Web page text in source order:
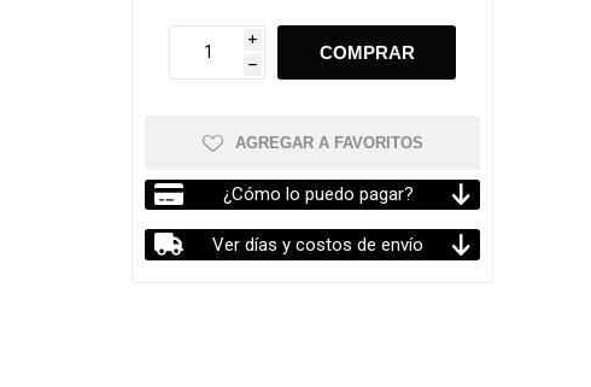
i
h
AGREGAR A FAVORITOS
¿Cómo lo puedo pagar?
Ver días y costos de envío